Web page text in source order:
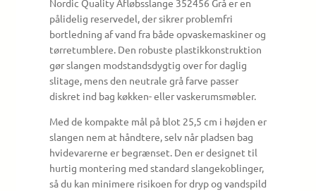
Nordic Quality Afløbsslange 352456 Grå er en
pålidelig reservedel, der sikrer problemfri
bortledning af vand fra både opvaskemaskiner og
tørretumblere. Den robuste plastik­konstruktion
gør slangen modstandsdygtig over for daglig
slitage, mens den neutrale grå farve passer
diskret ind bag køkken- eller vaskerumsmøbler.
Med de kompakte mål på blot 25,5 cm i højden er
slangen nem at håndtere, selv når pladsen bag
hvidevarerne er begrænset. Den er designet til
hurtig montering med standard slangekoblinger,
så du kan minimere risikoen for dryp og vandspild